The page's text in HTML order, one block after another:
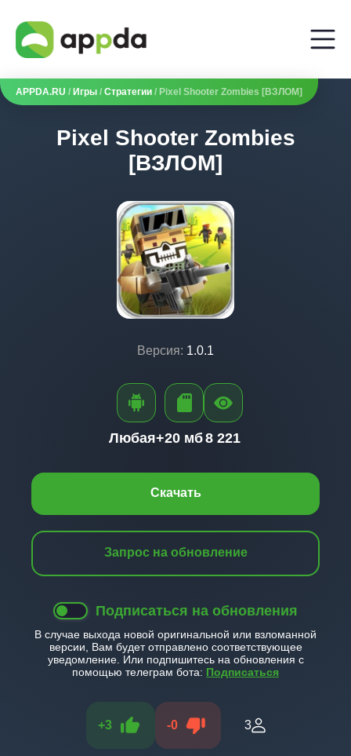
APPDA.RU / Игры / Стратегии / Pixel Shooter Zombies [ВЗЛОМ]
Pixel Shooter Zombies
[ВЗЛОМ]
Версия: 1.0.1
Скачать
Запрос на обновление
Подписаться на обновления
В случае выхода новой оригинальной или взломанной
версии, Вам будет отправлено соответствующее
уведомление. Или подпишитесь на обновления с
помощью телеграм бота: Подписаться
+3 -0 3
Любая+20 мб8 221